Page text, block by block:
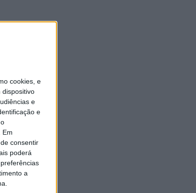
cookies, e
dispositivo
e
e
Em
consentir
poderá
a